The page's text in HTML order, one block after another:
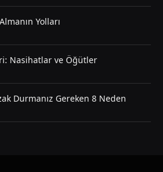
Yolları
Nasihatlar ve Öğütler
Durmanız Gereken 8 Neden